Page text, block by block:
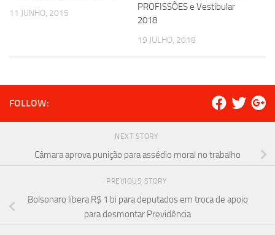
11 JUNHO, 2015
PROFISSÕES e Vestibular
2018
19 JULHO, 2018
FOLLOW:
NEXT STORY
Câmara aprova punição para assédio moral no trabalho
PREVIOUS STORY
Bolsonaro libera R$ 1 bi para deputados em troca de apoio
para desmontar Previdência